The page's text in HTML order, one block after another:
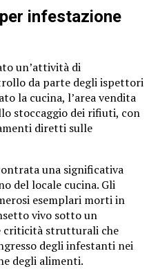
infestazione
un’attività di
da parte degli ispettori
la cucina, l’area vendita
stoccaggio dei rifiuti, con
diretti sulle
una significativa
del locale cucina. Gli
esemplari morti in
vivo sotto un
criticità strutturali che
degli infestanti nei
degli alimenti.